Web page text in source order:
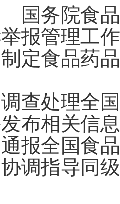
务院食品
报管理工
食品药品
处理全国
布相关信
全国食品
指导同级